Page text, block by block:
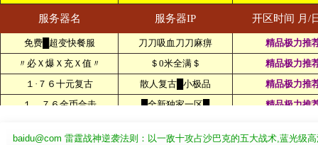
baidu@com 雷霆战神逆袭法则：以一敌十攻占沙巴克的五大战术,蓝光级